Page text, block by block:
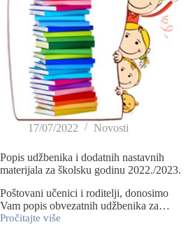
17/07/2022 Novosti
Popis udžbenika i dodatnih nastavnih
materijala za školsku godinu 2022./2023.
Poštovani učenici i roditelji, donosimo
Vam popis obvezatnih udžbenika za…
Pročitajte više